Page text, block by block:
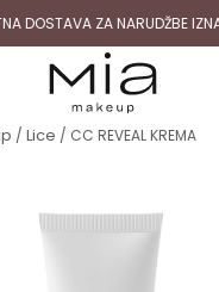
DOSTAVA ZA NARUDŽBE
/ Lice / CC REVEAL KREMA